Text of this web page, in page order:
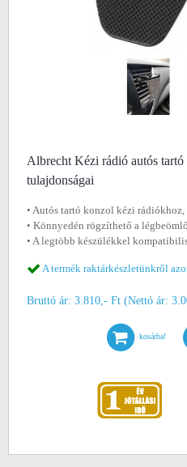
Albrecht Kézi rádió autós
tulajdonságai
• Autós tartó konzol kézi rádiókhoz,
• Könnyedén rögzíthető a
• A legtöbb készülékkel
A termék raktárkészletünkről
Bruttó ár: 3.810,- Ft (Nettó ár:
kosárba!